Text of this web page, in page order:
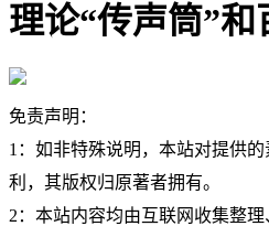
理论“传声筒”和
免责声明：
1：如非特殊说明，本站对提供
利，其版权归原著者拥有。
2：本站内容均由互联网收集整